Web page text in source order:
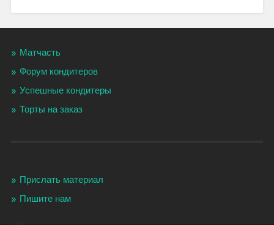
Матчасть
Форум кондитеров
Успешные кондитеры
Торты на заказ
Прислать материал
Пишите нам